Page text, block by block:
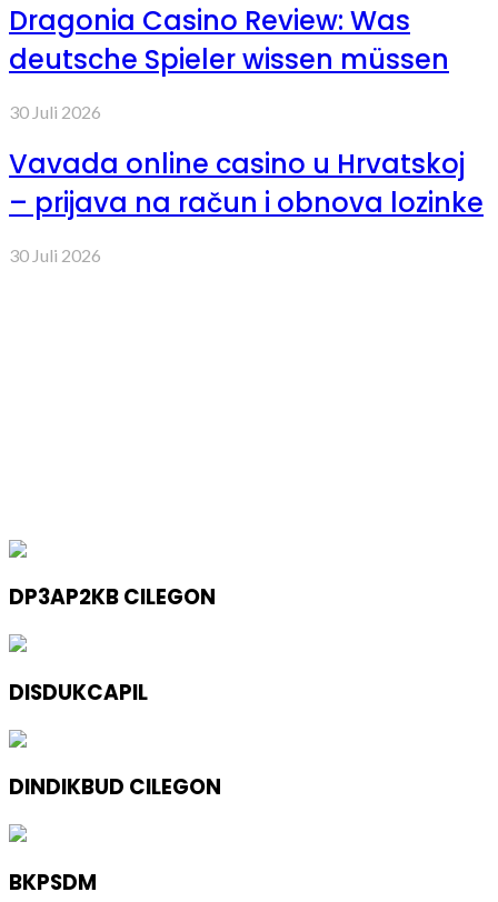
Dragonia Casino Review: Was
deutsche Spieler wissen müssen
30 Juli 2026
Vavada online casino u Hrvatskoj
– prijava na račun i obnova lozinke
30 Juli 2026
DP3AP2KB CILEGON
DISDUKCAPIL
DINDIKBUD CILEGON
BKPSDM